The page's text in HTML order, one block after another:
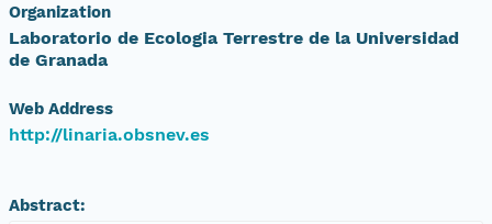
Organization
Laboratorio de Ecologia Terrestre de la Universidad
de Granada
Web Address
http://linaria.obsnev.es
Abstract: